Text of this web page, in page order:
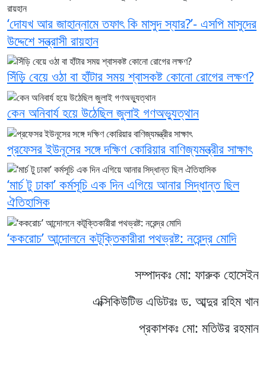
‘দোযখ আর জাহান্নামে তফাৎ কি মাসুদ স্যার?’- এসপি মাসুদের
উদ্দেশে সন্ত্রাসী রায়হান
সিঁড়ি বেয়ে ওঠা বা হাঁটার সময় শ্বাসকষ্ট কোনো রোগের লক্ষণ?
কেন অনিবার্য হয়ে উঠেছিল জুলাই গণঅভ্যুত্থান
প্রফেসর ইউনূসের সঙ্গে দক্ষিণ কোরিয়ার বাণিজ্যমন্ত্রীর সাক্ষাৎ
‘মার্চ টু ঢাকা’ কর্মসূচি এক দিন এগিয়ে আনার সিদ্ধান্ত ছিল
ঐতিহাসিক
‘ককরোচ’ আন্দোলনে কটূক্তিকারীরা পথভ্রষ্ট: নরেন্দ্র মোদি
সম্পাদকঃ মো: ফারুক হোসেইন
এক্সিকিউটিভ এডিটরঃ ড. আব্দুর রহিম খান
প্রকাশকঃ মো: মতিউর রহমান